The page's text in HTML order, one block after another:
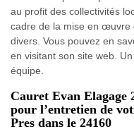
au profit des collectivités
cadre de la mise en œuvre
divers. Vous pouvez en
en visitant son site web.
équipe.
Cauret Evan Elagage
pour l’entretien de
Pres dans le 24160